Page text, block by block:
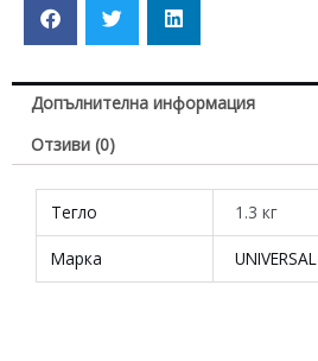
Допълнителна информация
Отзиви (0)
Тегло 1.3 кг
Марка UNIVERSAL